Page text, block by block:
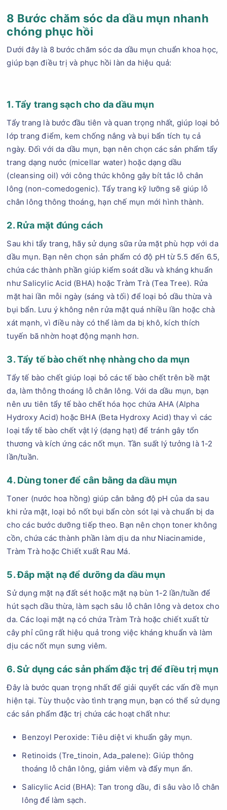
8 Bước chăm sóc da dầu mụn nhanh
chóng phục hồi
Dưới đây là 8 bước chăm sóc da dầu mụn chuẩn khoa học,
giúp bạn điều trị và phục hồi làn da hiệu quả:
1. Tẩy trang sạch cho da dầu mụn
Tẩy trang là bước đầu tiên và quan trọng nhất, giúp loại bỏ
lớp trang điểm, kem chống nắng và bụi bẩn tích tụ cả
ngày. Đối với da dầu mụn, bạn nên chọn các sản phẩm tẩy
trang dạng nước (micellar water) hoặc dạng dầu
(cleansing oil) với công thức không gây bít tắc lỗ chân
lông (non-comedogenic). Tẩy trang kỹ lưỡng sẽ giúp lỗ
chân lông thông thoáng, hạn chế mụn mới hình thành.
2. Rửa mặt đúng cách
Sau khi tẩy trang, hãy sử dụng sữa rửa mặt phù hợp với da
dầu mụn. Bạn nên chọn sản phẩm có độ pH từ 5.5 đến 6.5,
chứa các thành phần giúp kiểm soát dầu và kháng khuẩn
như Salicylic Acid (BHA) hoặc Tràm Trà (Tea Tree). Rửa
mặt hai lần mỗi ngày (sáng và tối) để loại bỏ dầu thừa và
bụi bẩn. Lưu ý không nên rửa mặt quá nhiều lần hoặc chà
xát mạnh, vì điều này có thể làm da bị khô, kích thích
tuyến bã nhờn hoạt động mạnh hơn.
3. Tẩy tế bào chết nhẹ nhàng cho da mụn
Tẩy tế bào chết giúp loại bỏ các tế bào chết trên bề mặt
da, làm thông thoáng lỗ chân lông. Với da dầu mụn, bạn
nên ưu tiên tẩy tế bào chết hóa học chứa AHA (Alpha
Hydroxy Acid) hoặc BHA (Beta Hydroxy Acid) thay vì các
loại tẩy tế bào chết vật lý (dạng hạt) để tránh gây tổn
thương và kích ứng các nốt mụn. Tần suất lý tưởng là 1-2
lần/tuần.
4. Dùng toner để cân bằng da dầu mụn
Toner (nước hoa hồng) giúp cân bằng độ pH của da sau
khi rửa mặt, loại bỏ nốt bụi bẩn còn sót lại và chuẩn bị da
cho các bước dưỡng tiếp theo. Bạn nên chọn toner không
cồn, chứa các thành phần làm dịu da như Niacinamide,
Tràm Trà hoặc Chiết xuất Rau Má.
5. Đắp mặt nạ để dưỡng da dầu mụn
Sử dụng mặt nạ đất sét hoặc mặt nạ bùn 1-2 lần/tuần để
hút sạch dầu thừa, làm sạch sâu lỗ chân lông và detox cho
da. Các loại mặt nạ có chứa Tràm Trà hoặc chiết xuất từ
cây phỉ cũng rất hiệu quả trong việc kháng khuẩn và làm
dịu các nốt mụn sưng viêm.
6. Sử dụng các sản phẩm đặc trị để điều trị mụn
Đây là bước quan trọng nhất để giải quyết các vấn đề mụn
hiện tại. Tùy thuộc vào tình trạng mụn, bạn có thể sử dụng
các sản phẩm đặc trị chứa các hoạt chất như:
Benzoyl Peroxide: Tiêu diệt vi khuẩn gây mụn.
Retinoids (Tre_tinoin, Ada_palene): Giúp thông
thoáng lỗ chân lông, giảm viêm và đẩy mụn ẩn.
Salicylic Acid (BHA): Tan trong dầu, đi sâu vào lỗ chân
lông để làm sạch.